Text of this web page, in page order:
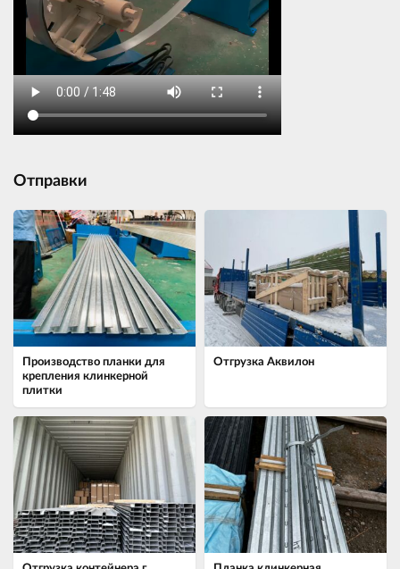
Отправки
Производство планки для
крепления клинкерной
плитки
Отгрузка Аквилон